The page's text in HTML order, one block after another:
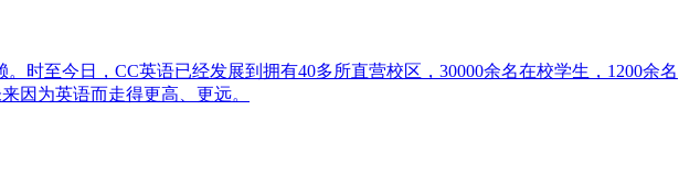
时至今日，CC英语已经发展到拥有40多所直营校区，30000余名在校学生，1200余名
因为英语而走得更高、更远。